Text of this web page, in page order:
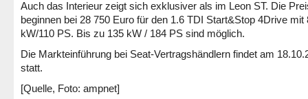
Auch das Interieur zeigt sich exklusiver als im Leon ST. Die
beginnen bei 28 750 Euro für den 1.6 TDI Start&Stop 4Drive mit
kW/110 PS. Bis zu 135 kW / 184 PS sind möglich.
Die Markteinführung bei Seat-Vertragshändlern findet am
statt.
[Quelle, Foto: ampnet]